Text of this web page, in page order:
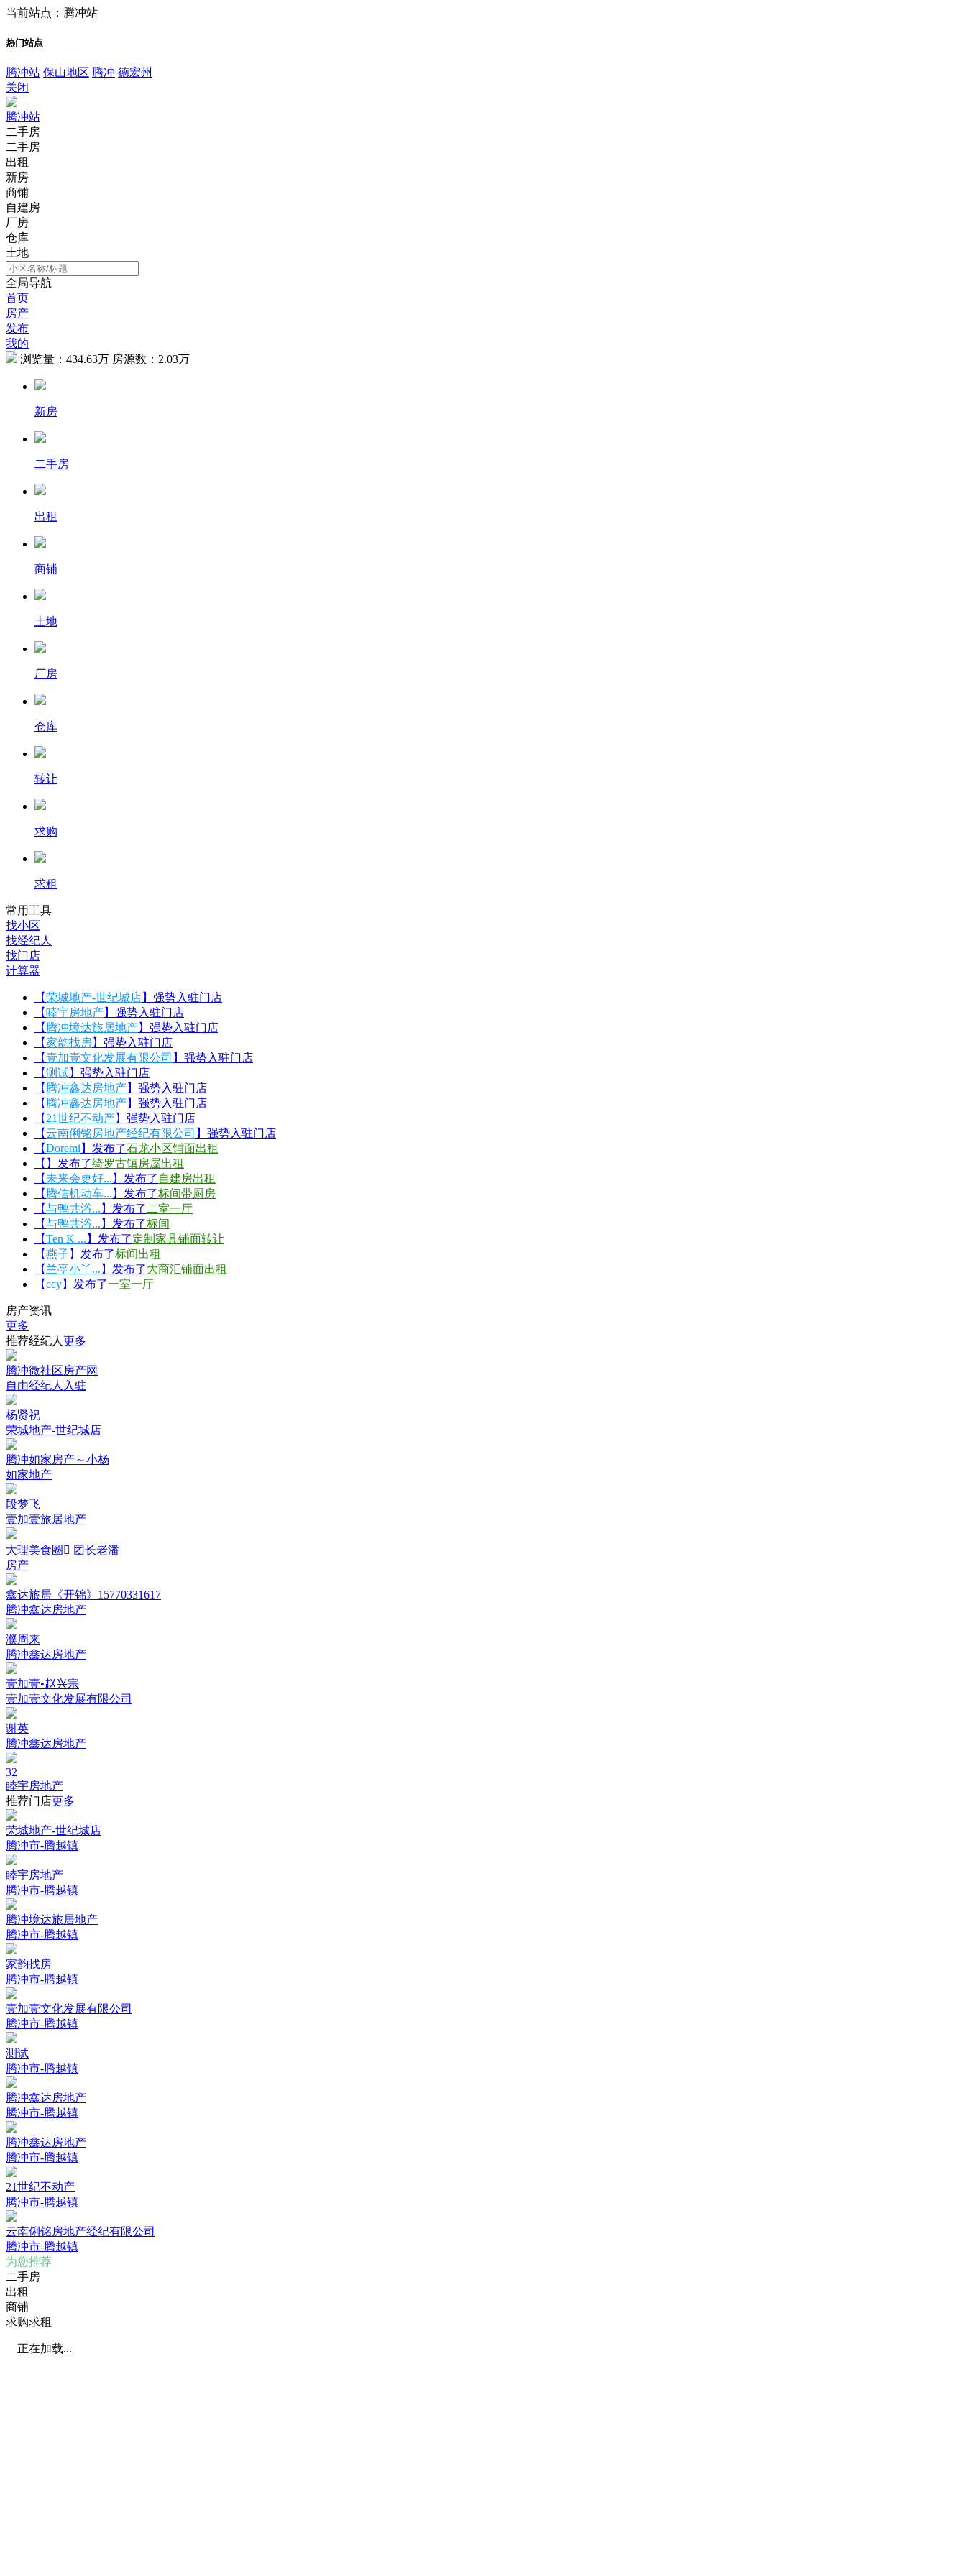
当前站点：腾冲站
热门站点
腾冲站 保山地区 腾冲 德宏州
关闭
腾冲站
二手房
二手房
出租
新房
商铺
自建房
厂房
仓库
土地
全局导航
首页
房产
发布
我的
浏览量： 434.63万 房源数： 2.03万
新房
二手房
出租
商铺
土地
厂房
仓库
转让
求购
求租
常用工具
找小区
找经纪人
找门店
计算器
【荣城地产-世纪城店】强势入驻门店
【睦宇房地产】强势入驻门店
【 腾冲境达旅居地产】强势入驻门店
【家韵找房】强势入驻门店
【壹加壹文化发展有限公司 】强势入驻门店
【测试】强势入驻门店
【 腾冲鑫达房地产】强势入驻门店
【 腾冲鑫达房地产】强势入驻门店
【 21世纪不动产】强势入驻门店
【云南俐铭房地产经纪有限公司 】强势入驻门店
【Doremi 】发布了石龙小区铺面出租
【 】发布了绮罗古镇房屋出租
【 未来会更好... 】发布了 自建房出租
【 腾信机动车... 】发布了标间带厨房
【与鸭共浴... 】发布了 二室一厅
【与鸭共浴... 】发布了标间
【Ten K ... 】发布了定制家具铺面转让
【燕子 】发布了标间出租
【 兰亭小丫... 】发布了大商汇铺面出租
【ccy】发布了一室一厅
房产资讯
更多
推荐经纪人 更多
腾冲微社区房产网
自由经纪人入驻
杨贤祝
荣城地产-世纪城店
腾冲如家房产～小杨
如家地产
段梦飞
壹加壹旅居地产
大理美食圈 团长老潘
房产
鑫达旅居《开锦》15770331617
腾冲鑫达房地产
濮周来
腾冲鑫达房地产
壹加壹•赵兴宗
壹加壹文化发展有限公司
谢英
腾冲鑫达房地产
32
睦宇房地产
推荐门店更多
荣城地产-世纪城店
腾冲市-腾越镇
睦宇房地产
腾冲市-腾越镇
腾冲境达旅居地产
腾冲市-腾越镇
家韵找房
腾冲市-腾越镇
壹加壹文化发展有限公司
腾冲市-腾越镇
测试
腾冲市-腾越镇
腾冲鑫达房地产
腾冲市-腾越镇
腾冲鑫达房地产
腾冲市-腾越镇
21世纪不动产
腾冲市-腾越镇
云南俐铭房地产经纪有限公司
腾冲市-腾越镇
为您推荐
二手房
出租
商铺
求购求租
正在加载...